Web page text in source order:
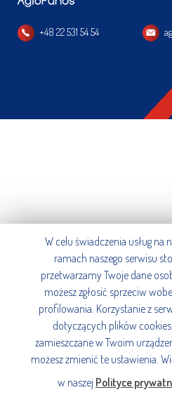
+48 22 531 54 54
W celu świadczenia usług
ramach naszego serwisu
przetwarzamy Twoje dane
możesz zgłosić sprzeciw
profilowania. Korzystanie z
dotyczących plików
zamieszczane w Twoim
możesz zmienić te ustawienia.
w naszej Polityce